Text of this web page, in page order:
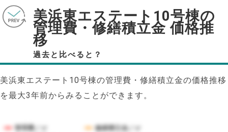
美浜東エステート10号棟の
管理費・修繕積立金 価格推
移
過去と比べると？
美浜東エステート10号棟の管理費・修繕積立金の価格推移
を最大3年前からみることができます。
管理費／㎡
修繕積立金／㎡